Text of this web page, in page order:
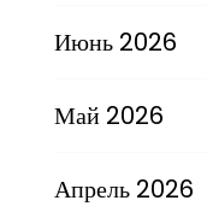
Июнь 2026
Май 2026
Апрель 2026